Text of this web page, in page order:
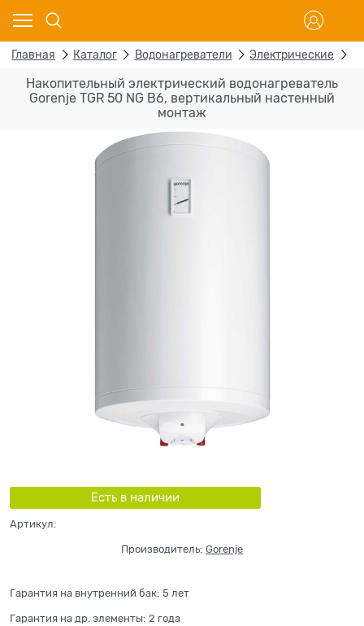
Главная Каталог Водонагреватели Электрические
Накопительный электрический водонагреватель
Gorenje TGR 50 NG B6, вертикальный настенный
монтаж
Есть в наличии
Артикул:
Производитель: Gorenje
Гарантия на внутренний бак: 5 лет
Гарантия на др. элементы: 2 года